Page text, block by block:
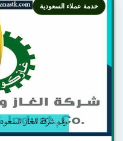
خدمة عملاء السعودية